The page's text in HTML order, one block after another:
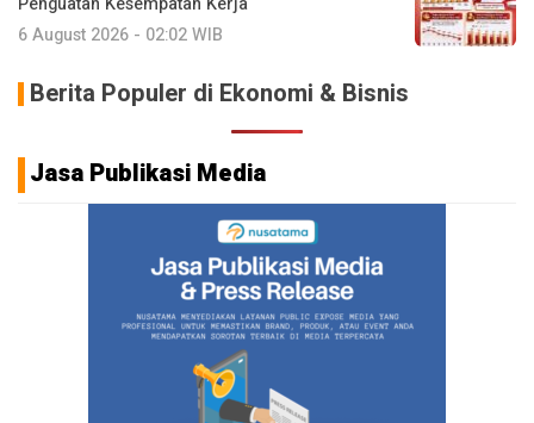
6 August 2026 - 02:02 WIB
Berita Populer di Ekonomi & Bisnis
Jasa Publikasi Media